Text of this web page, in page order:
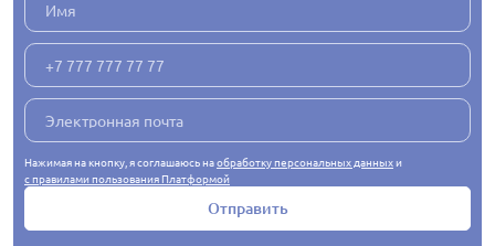
Отправить
Нажимая на кнопку, я соглашаюсь наобработку персональных данныхи
с правилами пользования Платформой